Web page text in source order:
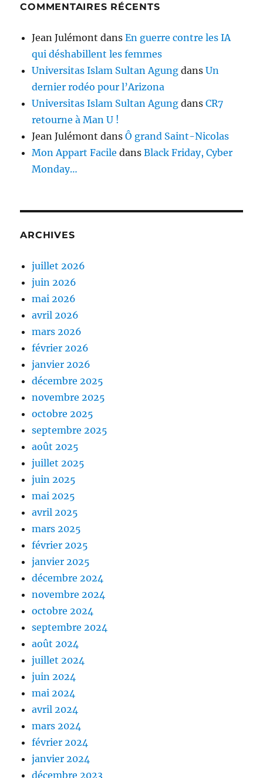
COMMENTAIRES RÉCENTS
Jean Julémont dansEn guerre contre les IA
qui déshabillent les femmes
Universitas Islam Sultan Agung dansUn
dernier rodéo pour l’Arizona
Universitas Islam Sultan Agung dansCR7
retourne à Man U !
Jean Julémont dansÔ grand Saint-Nicolas
Mon Appart Facile dansBlack Friday, Cyber
Monday…
ARCHIVES
juillet 2026
juin 2026
mai 2026
avril 2026
mars 2026
février 2026
janvier 2026
décembre 2025
novembre 2025
octobre 2025
septembre 2025
août 2025
juillet 2025
juin 2025
mai 2025
avril 2025
mars 2025
février 2025
janvier 2025
décembre 2024
novembre 2024
octobre 2024
septembre 2024
août 2024
juillet 2024
juin 2024
mai 2024
avril 2024
mars 2024
février 2024
janvier 2024
décembre 2023